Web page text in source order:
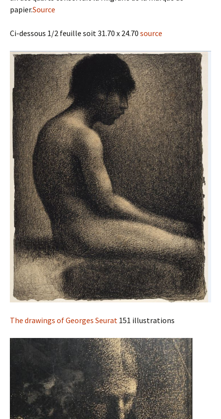
papier.Source
Ci-dessous 1/2 feuille soit 31.70 x 24.70 source
The drawings of Georges Seurat 151 illustrations